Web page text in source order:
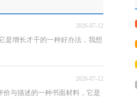
2026-07-12
是增长才干的一种好办法，我想
2026-07-12
与描述的一种书面材料，它是